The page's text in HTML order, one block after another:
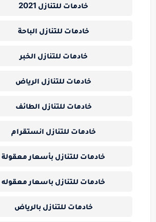
خادمات للتنازل 2021
خادمات للتنازل الباحة
خادمات للتنازل الخبر
خادمات للتنازل الرياض
خادمات للتنازل الطائف
خادمات للتنازل انستقرام
خادمات للتنازل بأسعار معقولة
خادمات للتنازل باسعار معقوله
خادمات للتنازل بالرياض